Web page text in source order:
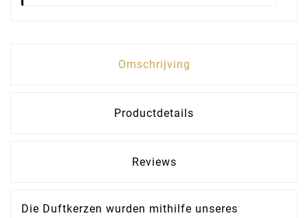
Omschrijving
Productdetails
Reviews
Die Duftkerzen wurden mithilfe unseres